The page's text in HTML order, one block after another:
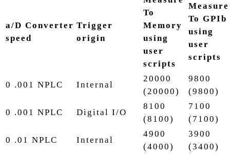
a/D Converter
speed
Trigger
origin
To
Memory
using
user
scripts
Measure
To GPIb
using
user
scripts
0 .001 NPLC Internal
20000
(20000)
9800
(9800)
0 .001 NPLC Digital I/O
8100
(8100)
7100
(7100)
0 .01 NPLC Internal
4900
(4000)
3900
(3400)